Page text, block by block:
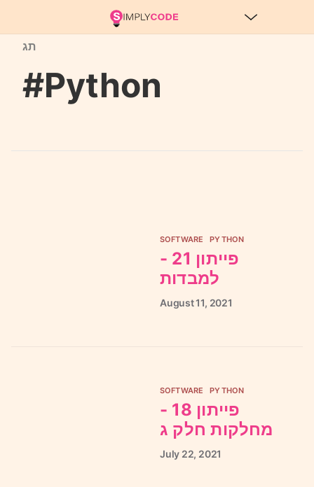
תג
#Python
SOFTWARE PYTHON
פייתון 21 -
למבדות
August11, 2021
SOFTWARE PYTHON
פייתון 18 -
מחלקות חלק ג
July 22, 2021